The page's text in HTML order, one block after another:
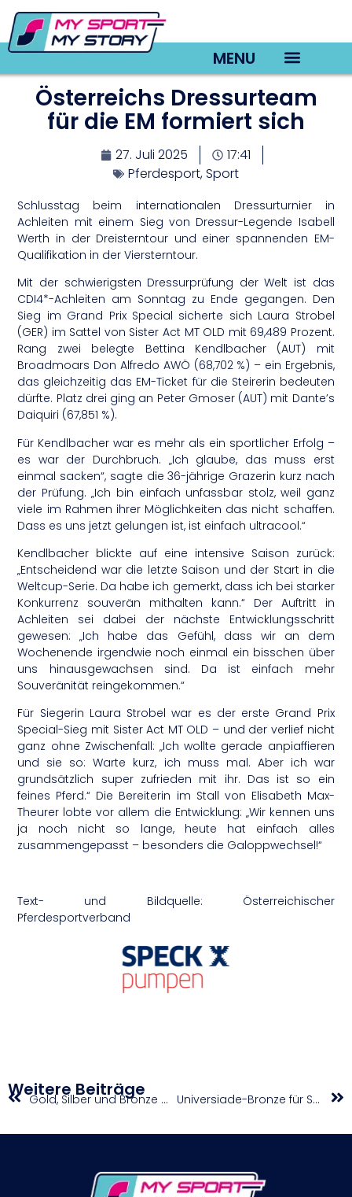
MENU
Österreichs Dressurteam
für die EM formiert sich
27. Juli 2025
17:41
Pferdesport,Sport
Schlusstag beim internationalen Dressurturnier in
Achleiten mit einem Sieg von Dressur-Legende Isabell
Werth in der Dreisterntour und einer spannenden EM-
Qualifikation in der Viersterntour.
Mit der schwierigsten Dressurprüfung der Welt ist das
CDI4*-Achleiten am Sonntag zu Ende gegangen. Den
Sieg im Grand Prix Special sicherte sich Laura Strobel
(GER) im Sattel von Sister Act MT OLD mit 69,489 Prozent.
Rang zwei belegte Bettina Kendlbacher (AUT) mit
Broadmoars Don Alfredo AWÖ (68,702 %) – ein Ergebnis,
das gleichzeitig das EM-Ticket für die Steirerin bedeuten
dürfte. Platz drei ging an Peter Gmoser (AUT) mit Dante’s
Daiquiri (67,851 %).
Für Kendlbacher war es mehr als ein sportlicher Erfolg –
es war der Durchbruch. „Ich glaube, das muss erst
einmal sacken“, sagte die 36-jährige Grazerin kurz nach
der Prüfung. „Ich bin einfach unfassbar stolz, weil ganz
viele im Rahmen ihrer Möglichkeiten das nicht schaffen.
Dass es uns jetzt gelungen ist, ist einfach ultracool.“
Kendlbacher blickte auf eine intensive Saison zurück:
„Entscheidend war die letzte Saison und der Start in die
Weltcup-Serie. Da habe ich gemerkt, dass ich bei starker
Konkurrenz souverän mithalten kann.“ Der Auftritt in
Achleiten sei dabei der nächste Entwicklungsschritt
gewesen: „Ich habe das Gefühl, dass wir an dem
Wochenende irgendwie noch einmal ein bisschen über
uns hinausgewachsen sind. Da ist einfach mehr
Souveränität reingekommen.“
Für Siegerin Laura Strobel war es der erste Grand Prix
Special-Sieg mit Sister Act MT OLD – und der verlief nicht
ganz ohne Zwischenfall: „Ich wollte gerade anpiaffieren
und sie so: Warte kurz, ich muss mal. Aber ich war
grundsätzlich super zufrieden mit ihr. Das ist so ein
feines Pferd.“ Die Bereiterin im Stall von Elisabeth Max-
Theurer lobte vor allem die Entwicklung: „Wir kennen uns
ja noch nicht so lange, heute hat einfach alles
zusammengepasst – besonders die Galoppwechsel!“
Text- und Bildquelle: Österreichischer
Pferdesportverband
Weitere Beiträge Gold, Silber und Bronze bei der World Gym For Life Challenge Universiade-Bronze für Selina Kickinger